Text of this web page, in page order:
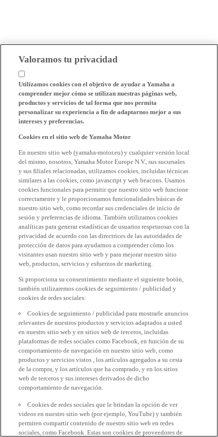
Valoramos tu privacidad
Utilizamos cookies con el objetivo de ayudar a Yamaha a
comprender mejor cómo se utilizan nuestras páginas web,
productos y servicios de tal forma que nos permita
personalizar su experiencia a fin de adaptarnos mejor a sus
intereses y preferencias.
Cookies en el sitio web de Yamaha Motor
En nuestro sitio web (yamaha-motor.eu) y cualquier versión local
del mismo, nosotros, Yamaha Motor Europe N.V., sus sucursales
y sus filiales relacionadas, utilizamos cookies, incluidas técnicas
similares a las cookies, como javascript y web beacons. Usamos
cookies funcionales para permitir que nuestro sitio web funcione
correctamente y le proporcionamos funcionalidades básicas de
nuestro sitio web, como recordar sus credenciales de inicio de
sesión y preferencias de idioma. También utilizamos cookies
analíticas para generar estadísticas de usuarios respetuosas con la
privacidad de acuerdo con las directrices de las autoridades de
protección de datos para ayudarnos a comprender cómo los
visitantes usan nuestro sitio web y para mejorar nuestro sitio
web, productos, servicios y esfuerzos de marketing.
Si proporciona su consentimiento mediante el siguiente botón,
también utilizaremos cookies de seguimiento / publicidad y
cookies de redes sociales:
Cookies de seguimiento / publicidad para mostrarle anuncios
relevantes de nuestros productos y servicios adaptados a usted
en nuestro sitio web y en sitios web de terceros, incluidas
plataformas de redes sociales como Facebook, en función de su
comportamiento de navegación en nuestro sitio web, como
productos y servicios vistos , los artículos agregados a su cesta
de la compra, y los artículos que ha comprado, y en los sitios
web de terceros y sus intereses derivados de dicho
comportamiento de navegación.
Cookies de redes sociales que le brindan la opción de ver
videos en nuestro sitio web (por ejemplo, YouTube) y también
permiten compartir contenido de nuestro sitio web en redes
sociales, como Facebook. Estas son cookies de proveedores de